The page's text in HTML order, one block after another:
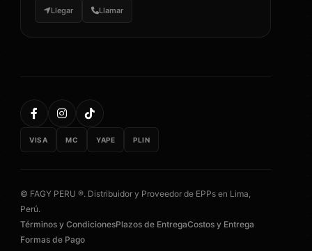
Llegar Llamar
VISA MC YAPE PLIN
© FAGY PERU ®. Distribuidor y Proveedor de EPPs en Lima,
Perú.
Términos y CondicionesPlazos de EntregaCostos y Entrega
Formas de Pago